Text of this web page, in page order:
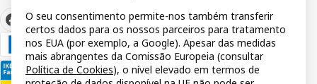
O seu consentimento permite-nos também transferir
certos dados para os nossos parceiros para tratamento
nos EUA (por exemplo, a Google). Apesar das medidas
mais abrangentes da Comissão Europeia (consultar
Política de Cookies), o nível elevado em termos de